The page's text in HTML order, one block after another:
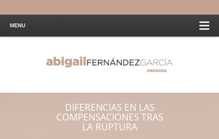
MENU
DIFERENCIAS EN LAS
COMPENSACIONES TRAS
LA RUPTURA